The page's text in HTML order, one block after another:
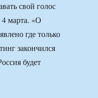
свой голос
марта. «О
где только
закончился
будет